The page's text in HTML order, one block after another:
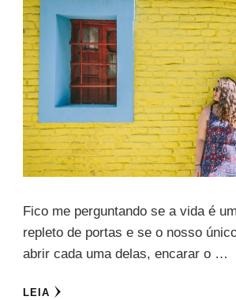
Fico me perguntando se a vida é
repleto de portas e se o nosso
abrir cada uma delas, encarar o …
LEIA